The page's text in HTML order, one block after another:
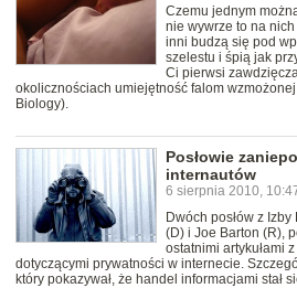
Czemu jednym
nie wywrze to na
inni budzą się pod
szelestu i śpią jak
Ci pierwsi
okolicznościach umiejętność falom
Biology).
Posłowie
internautów
6 sierpnia 2010,
Dwóch posłów z
(D) i Joe Barton (R),
ostatnimi artykułami
dotyczącymi prywatności w internecie.
który pokazywał, że handel informacjami stał